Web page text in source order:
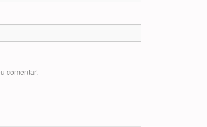
comentar.